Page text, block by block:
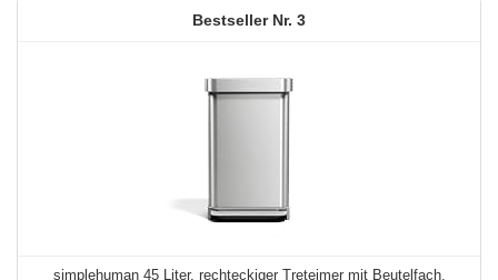
3
simplehuman 45 Liter, rechteckiger Treteimer mit Beutelfach,